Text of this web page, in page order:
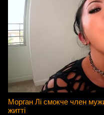
Морган Лі смокче член
житті